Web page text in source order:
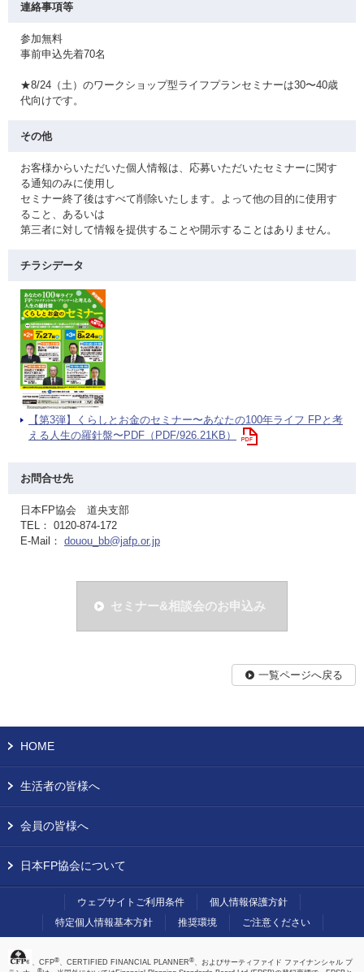
連絡事項等
参加無料
事前申込先着70名
★8/24（土）のワークショップ型ライフプランセミナーは30〜40歳
代向けです。
その他
お客様からいただいた個人情報は、応募いただいたセミナーに関す
る通知のみに使用し
セミナー終了後はすべて削除いたします。よって他の目的に使用す
ること、あるいは
第三者に対して情報を提供することや開示することはありません。
チラシデータ
【第3弾】くらしとお金のセミナー〜あなたの100年ライフ FPと考
える人生の羅針盤〜PDF（PDF/926.21KB）
お問合せ先
日本FP協会 道央支部
TEL： 0120-874-172
E-Mail： douou_bb@jafp.or.jp
セミナー&相談会のお申込み
一覧ページへ戻る
HOME
生活者の皆様へ
会員の皆様へ
日本FP協会について
ウェブサイトご利用条件
個人情報保護方針
特定個人情報基本方針
推奨環境 ご注意ください
、CFP®、CERTIFIED FINANCIAL PLANNER®、およびサーティファイド ファイナンシャル プ
®